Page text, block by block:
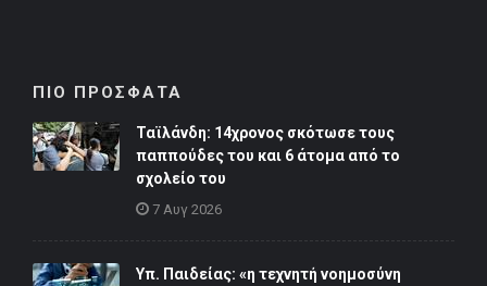
ΠΙΟ ΠΡΟΣΦΑΤΑ
Ταϊλάνδη: 14χρονος σκότωσε τους
παππούδες του και 6 άτομα από το
σχολείο του
7 Αυγ 2026
Υπ. Παιδείας: «η τεχνητή νοημοσύνη